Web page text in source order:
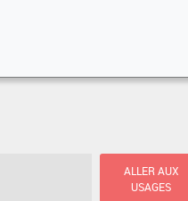
ALLER AUX
USAGES